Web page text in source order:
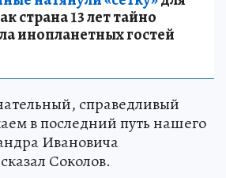
страна 13 лет тайно
инопланетных гостей
справедливый
в последний путь нашего
Ивановича
Соколов.